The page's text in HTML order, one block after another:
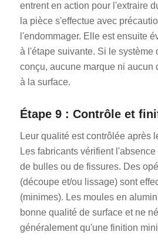
entrent en action pour l'extraire
la pièce s'effectue avec
l'endommager. Elle est ensuite
à l'étape suivante. Si le système
conçu, aucune marque ni aucun
à la surface.
Étape 9 : Contrôle et
Leur qualité est contrôlée après
Les fabricants vérifient
de bulles ou de fissures. Des
(découpe et/ou lissage) sont
(minimes). Les moules en
bonne qualité de surface et ne
généralement qu'une finition